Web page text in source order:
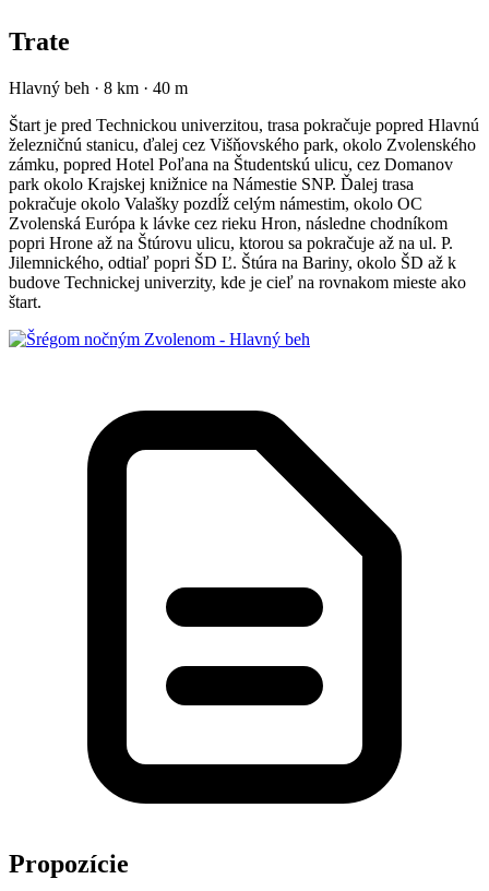
Trate
Hlavný beh · 8 km · 40 m
Štart je pred Technickou univerzitou, trasa pokračuje popred Hlavnú
železničnú stanicu, ďalej cez Višňovského park, okolo Zvolenského
zámku, popred Hotel Poľana na Študentskú ulicu, cez Domanov
park okolo Krajskej knižnice na Námestie SNP. Ďalej trasa
pokračuje okolo Valašky pozdĺž celým námestim, okolo OC
Zvolenská Európa k lávke cez rieku Hron, následne chodníkom
popri Hrone až na Štúrovu ulicu, ktorou sa pokračuje až na ul. P.
Jilemnického, odtiaľ popri ŠD Ľ. Štúra na Bariny, okolo ŠD až k
budove Technickej univerzity, kde je cieľ na rovnakom mieste ako
štart.
Propozície